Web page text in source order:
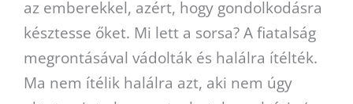
az emberekkel, azért, hogy gondolkodásra
késztesse őket. Mi lett a sorsa? A fiatalság
megrontásával vádolták és halálra ítélték.
Ma nem ítélik halálra azt, aki nem úgy